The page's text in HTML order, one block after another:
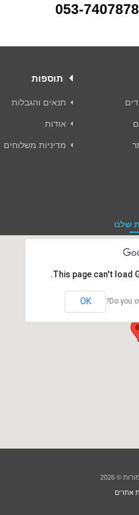
תוספות
תנאים והגבלות
אודות
מדיניות משלוחים
שלנו
This page can't load
Do you
OK
© 2026
אתרים